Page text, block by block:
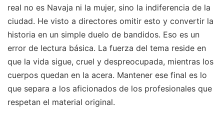
real no es Navaja ni la mujer, sino la indiferencia de la
ciudad. He visto a directores omitir esto y convertir la
historia en un simple duelo de bandidos. Eso es un
error de lectura básica. La fuerza del tema reside en
que la vida sigue, cruel y despreocupada, mientras los
cuerpos quedan en la acera. Mantener ese final es lo
que separa a los aficionados de los profesionales que
respetan el material original.